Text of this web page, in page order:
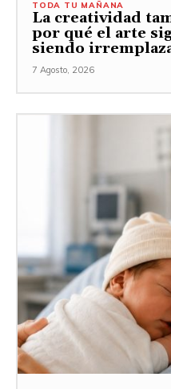
TODA TU MAÑANA
La creatividad
por qué el arte
siendo
7 Agosto, 2026